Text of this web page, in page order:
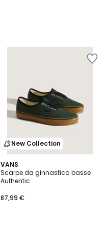
New Collection
VANS
Scarpe da ginnastica basse
Authentic
87,99 €